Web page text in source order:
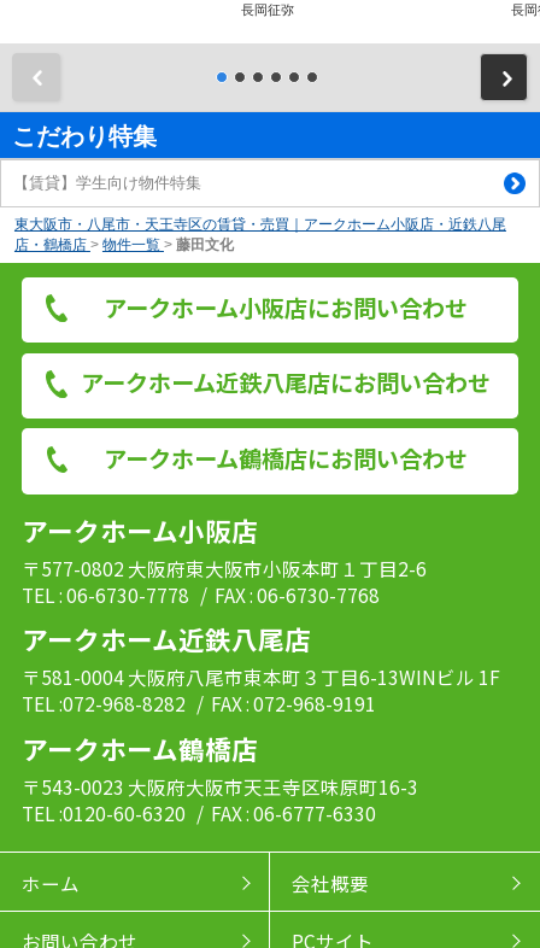
長岡征弥 長岡
こだわり特集
【賃貸】学生向け物件特集
東大阪市・八尾市・天王寺区の賃貸・売買｜アークホーム小阪店・近鉄八尾
店・鶴橋店 > 物件一覧 > 藤田文化
アークホーム小阪店にお問い合わせ
アークホーム近鉄八尾店にお問い合わせ
アークホーム鶴橋店にお問い合わせ
アークホーム小阪店
〒577-0802 大阪府東大阪市小阪本町１丁目2-6
TEL : 06-6730-7778 / FAX : 06-6730-7768
アークホーム近鉄八尾店
〒581-0004 大阪府八尾市東本町３丁目6-13WINビル 1F
TEL :072-968-8282 / FAX : 072-968-9191
アークホーム鶴橋店
〒543-0023 大阪府大阪市天王寺区味原町16-3
TEL :0120-60-6320 / FAX : 06-6777-6330
ホーム 会社概要
お問い合わせ PCサイト